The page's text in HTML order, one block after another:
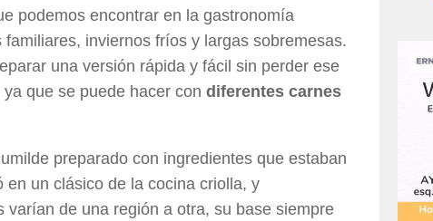
podemos encontrar en la gastronomía
inviernos fríos y largas sobremesas.
una versión rápida y fácil sin perder ese
que se puede hacer con diferentes carnes
preparado con ingredientes que estaban
en un clásico de la cocina criolla, y
de una región a otra, su base siempre